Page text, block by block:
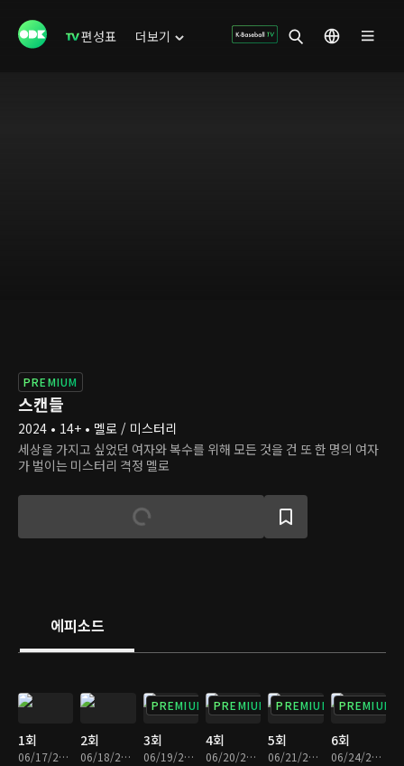
편성표 더보기
PREMIUM
스캔들
2024 • 14+ • 멜로 / 미스터리
세상을 가지고 싶었던 여자와 복수를 위해 모든 것을 건 또 한 명의 여자
가 벌이는 미스터리 격정 멜로
에피소드
1회
06/17/2024 • 34분
2회
06/18/2024 • 34분
PREMIUM
3회
06/19/2024 • 30분
PREMIUM
4회
06/20/2024 • 32분
PREMIUM
5회
06/21/2024 • 33분
PREMIUM
6회
06/24/2024 • 35분